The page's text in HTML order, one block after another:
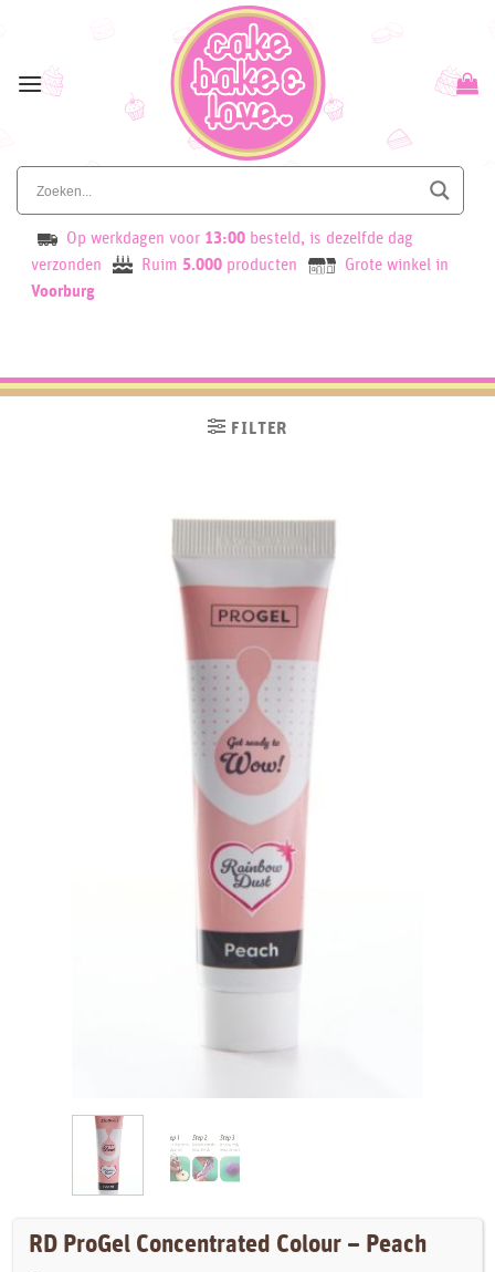
content
Op werkdagen voor 13:00 besteld, is dezelfde dag
verzonden
Ruim 5.000 producten
Grote winkel in
Voorburg
FILTER
RD ProGel Concentrated Colour – Peach